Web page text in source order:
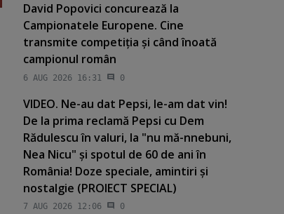
David Popovici concurează la
Campionatele Europene. Cine
transmite competiţia şi când înoată
campionul român
6 AUG 2026 16:31 0
VIDEO. Ne-au dat Pepsi, le-am dat vin!
De la prima reclamă Pepsi cu Dem
Rădulescu în valuri, la "nu mă-nnebuni,
Nea Nicu" şi spotul de 60 de ani în
România! Doze speciale, amintiri şi
nostalgie (PROIECT SPECIAL)
7 AUG 2026 12:06 0